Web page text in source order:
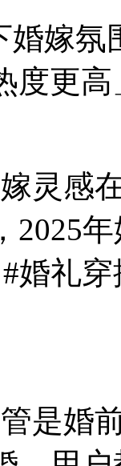
婚嫁氛
度更
灵感
2025
婚礼
是婚